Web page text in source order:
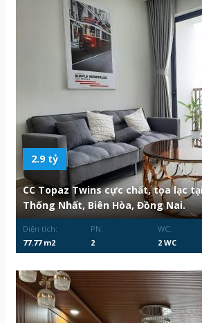
2.9 tỷ
CC Topaz Twins cực chất, tọa lạc
Thống Nhất, Biên Hòa, Đồng Nai.
Diện tích:
77.77 m2
PN:
2
WC:
2 WC